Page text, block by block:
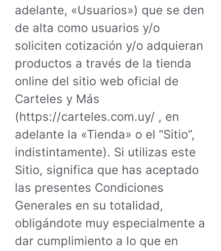
adelante, «Usuarios») que se den
de alta como usuarios y/o
soliciten cotización y/o adquieran
productos a través de la tienda
online del sitio web oficial de
Carteles y Más
(https://carteles.com.uy/ , en
adelante la «Tienda» o el “Sitio”,
indistintamente). Si utilizas este
Sitio, significa que has aceptado
las presentes Condiciones
Generales en su totalidad,
obligándote muy especialmente a
dar cumplimiento a lo que en